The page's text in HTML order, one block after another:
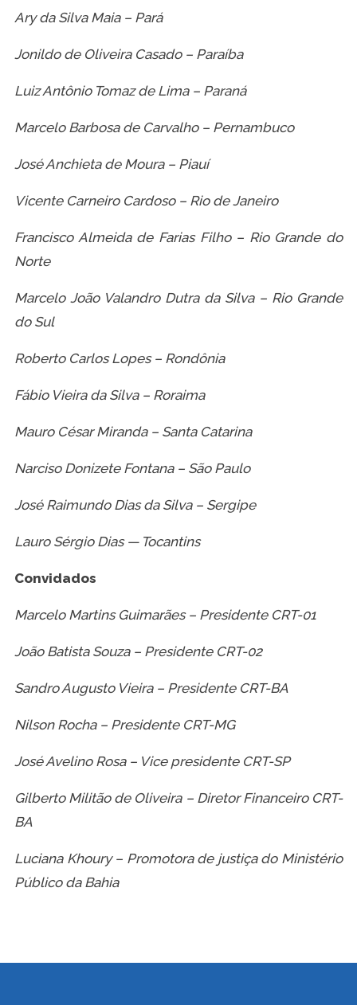
Ary da Silva Maia – Pará
Jonildo de Oliveira Casado – Paraíba
Luiz Antônio Tomaz de Lima – Paraná
Marcelo Barbosa de Carvalho – Pernambuco
José Anchieta de Moura – Piauí
Vicente Carneiro Cardoso – Rio de Janeiro
Francisco Almeida de Farias Filho – Rio Grande do
Norte
Marcelo João Valandro Dutra da Silva – Rio Grande
do Sul
Roberto Carlos Lopes – Rondônia
Fábio Vieira da Silva – Roraima
Mauro César Miranda – Santa Catarina
Narciso Donizete Fontana – São Paulo
José Raimundo Dias da Silva – Sergipe
Lauro Sérgio Dias — Tocantins
Convidados
Marcelo Martins Guimarães – Presidente CRT-01
João Batista Souza – Presidente CRT-02
Sandro Augusto Vieira – Presidente CRT-BA
Nilson Rocha – Presidente CRT-MG
José Avelino Rosa – Vice presidente CRT-SP
Gilberto Militão de Oliveira – Diretor Financeiro CRT-
BA
Luciana Khoury – Promotora de justiça do Ministério
Público da Bahia